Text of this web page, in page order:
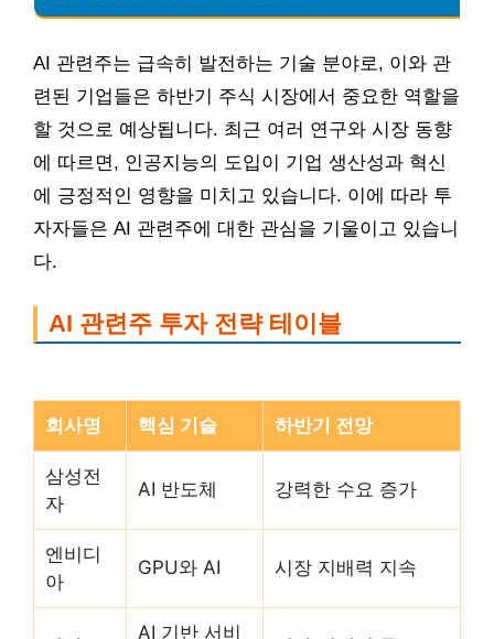
AI 관련주는 급속히 발전하는 기술 분야로, 이와 관
련된 기업들은 하반기 주식 시장에서 중요한 역할을
할 것으로 예상됩니다. 최근 여러 연구와 시장 동향
에 따르면, 인공지능의 도입이 기업 생산성과 혁신
에 긍정적인 영향을 미치고 있습니다. 이에 따라 투
자자들은 AI 관련주에 대한 관심을 기울이고 있습니
다.
AI 관련주 투자 전략 테이블
회사명 핵심 기술 하반기 전망
삼성전
자
AI 반도체 강력한 수요 증가
엔비디
아
GPU와 AI 시장 지배력 지속
AI 기반 서비